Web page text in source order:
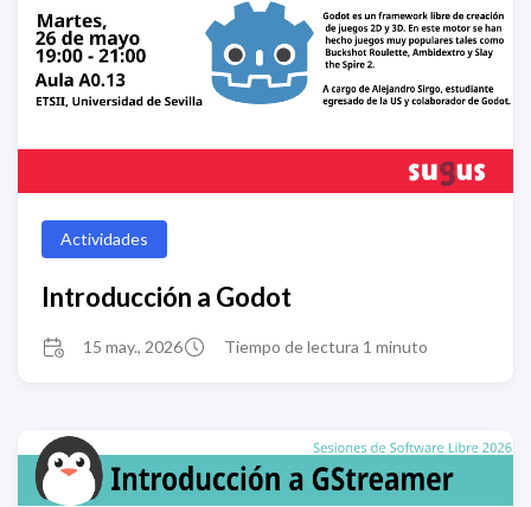
Actividades
Introducción a Godot
15 may., 2026 Tiempo de lectura 1 minuto